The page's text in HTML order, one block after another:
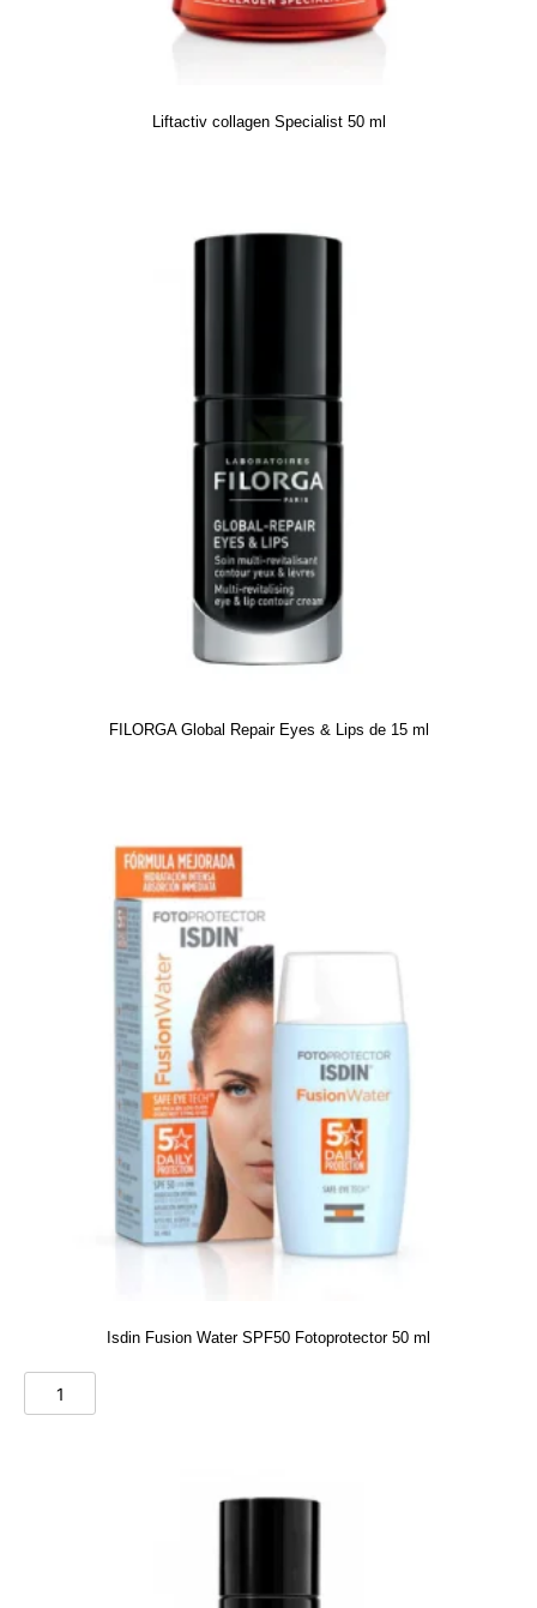
Liftactiv collagen Specialist 50 ml
FILORGA Global Repair Eyes & Lips de 15 ml
Isdin Fusion Water SPF50 Fotoprotector 50 ml